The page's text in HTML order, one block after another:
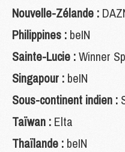
Nouvelle-Zélande :
Philippines : beIN
Sainte-Lucie :Winner
Singapour : beIN
Sous-continent indien :
Taïwan : Elta
Thaïlande : beIN